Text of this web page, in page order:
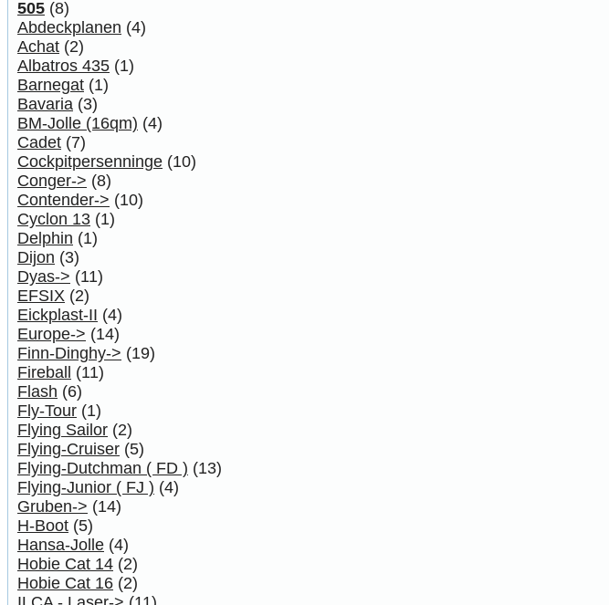
505 (8)
Abdeckplanen (4)
Achat (2)
Albatros 435 (1)
Barnegat (1)
Bavaria (3)
BM-Jolle (16qm) (4)
Cadet (7)
Cockpitpersenninge (10)
Conger-> (8)
Contender-> (10)
Cyclon 13 (1)
Delphin (1)
Dijon (3)
Dyas-> (11)
EFSIX (2)
Eickplast-II (4)
Europe-> (14)
Finn-Dinghy-> (19)
Fireball (11)
Flash (6)
Fly-Tour (1)
Flying Sailor (2)
Flying-Cruiser (5)
Flying-Dutchman ( FD ) (13)
Flying-Junior ( FJ ) (4)
Gruben-> (14)
H-Boot (5)
Hansa-Jolle (4)
Hobie Cat 14 (2)
Hobie Cat 16 (2)